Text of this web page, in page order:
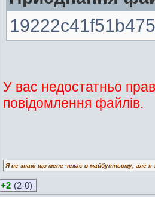
У вас недостатньо
повідомлення файлів.
Я не знаю що мене чекає в майбутньому, але
+2 (2-0)